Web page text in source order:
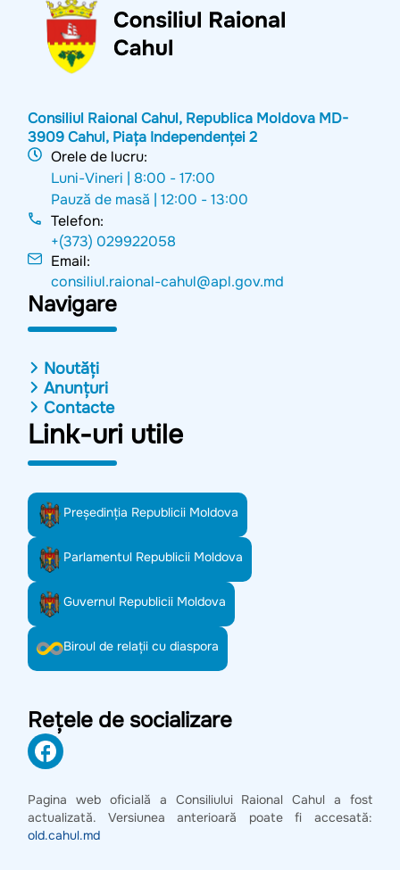
Consiliul Raional Cahul, Republica Moldova MD-
3909 Cahul, Piața Independenței 2
Orele de lucru:
Luni-Vineri | 8:00 - 17:00
Pauză de masă |12:00 - 13:00
Telefon:
+(373) 029922058
Email:
consiliul.raional-cahul@apl.gov.md
Navigare
Noutăți
Anunțuri
Contacte
Link-uri utile
Preşedinţia Republicii Moldova
Parlamentul Republicii Moldova
Guvernul Republicii Moldova
Biroul de relații cu diaspora
Rețele de socializare
Pagina web oficială a Consiliului Raional Cahul a fost
actualizată. Versiunea anterioară poate fi accesată:
old.cahul.md